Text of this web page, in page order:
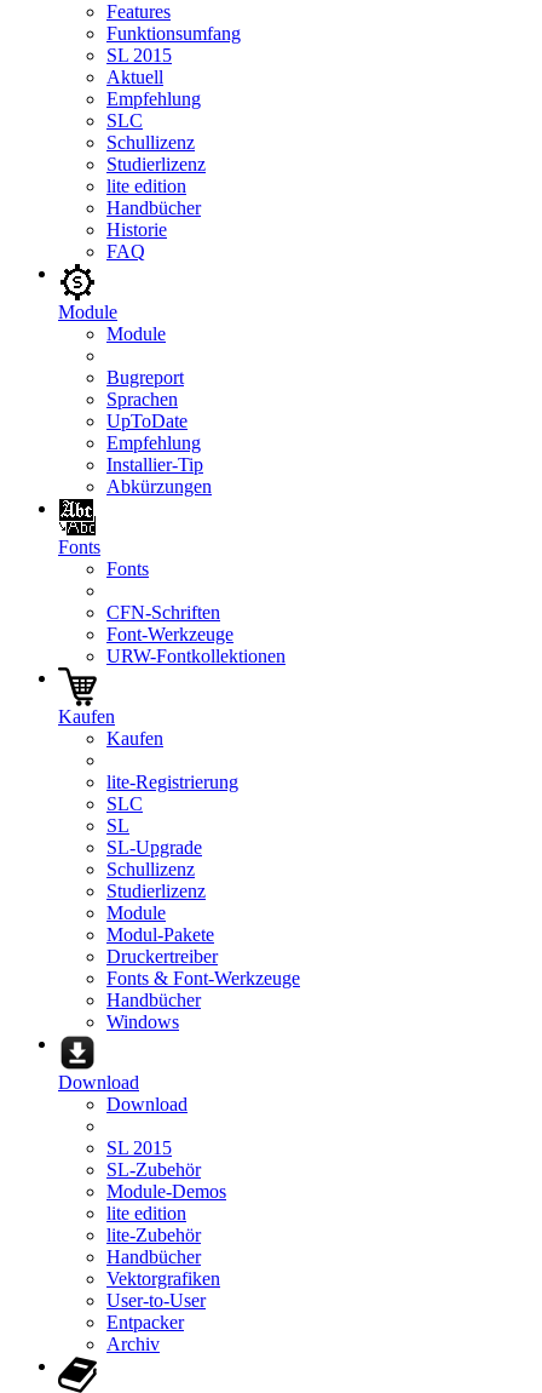
Features
Funktionsumfang
SL 2015
Aktuell
Empfehlung
SLC
Schullizenz
Studierlizenz
lite edition
Handbücher
Historie
FAQ
Module
Module
Bugreport
Sprachen
UpToDate
Empfehlung
Installier-Tip
Abkürzungen
Fonts
Fonts
CFN-Schriften
Font-Werkzeuge
URW-Fontkollektionen
Kaufen
Kaufen
lite-Registrierung
SLC
SL
SL-Upgrade
Schullizenz
Studierlizenz
Module
Modul-Pakete
Druckertreiber
Fonts & Font-Werkzeuge
Handbücher
Windows
Download
Download
SL 2015
SL-Zubehör
Module-Demos
lite edition
lite-Zubehör
Handbücher
Vektorgrafiken
User-to-User
Entpacker
Archiv